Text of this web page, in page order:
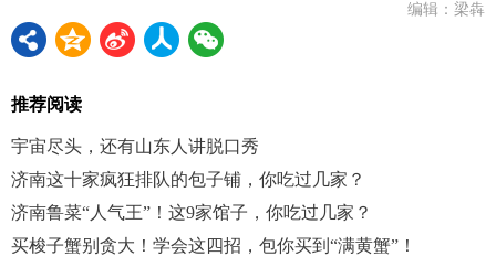
编辑：梁犇
推荐阅读
宇宙尽头，还有山东人讲脱口秀
济南这十家疯狂排队的包子铺，你吃过几家？
济南鲁菜“人气王”！这9家馆子，你吃过几家？
买梭子蟹别贪大！学会这四招，包你买到“满黄蟹”！